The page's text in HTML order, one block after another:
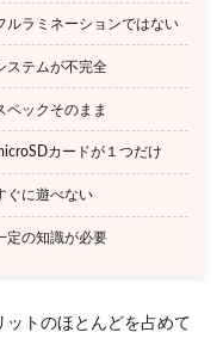
ルラミネーションではない
ステムが不完全
ペックそのまま
カードが１つだけ
ぐに遊べない
定の知識が必要
トのほとんどを占めて